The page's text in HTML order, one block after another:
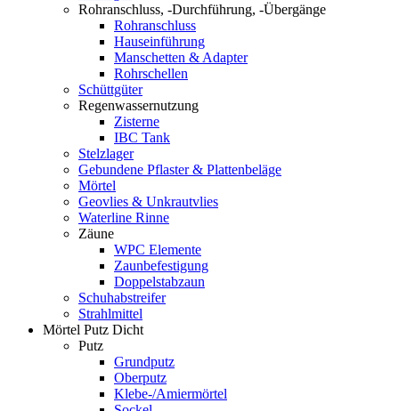
Rohranschluss, -Durchführung, -Übergänge
Rohranschluss
Hauseinführung
Manschetten & Adapter
Rohrschellen
Schüttgüter
Regenwassernutzung
Zisterne
IBC Tank
Stelzlager
Gebundene Pflaster & Plattenbeläge
Mörtel
Geovlies & Unkrautvlies
Waterline Rinne
Zäune
WPC Elemente
Zaunbefestigung
Doppelstabzaun
Schuhabstreifer
Strahlmittel
Mörtel Putz Dicht
Putz
Grundputz
Oberputz
Klebe-/Amiermörtel